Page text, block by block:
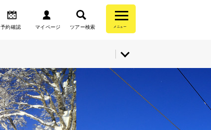
予約確認 マイページ ツアー検索 メニュー